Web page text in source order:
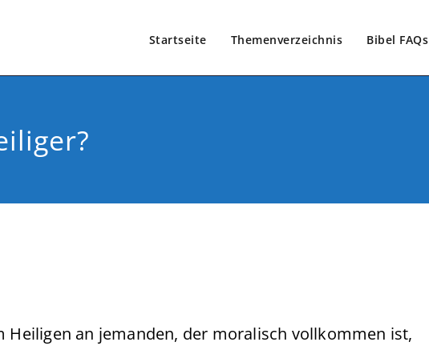
Startseite Themenverzeichnis Bibel FAQs
Heiligen an jemanden, der moralisch vollkommen ist,